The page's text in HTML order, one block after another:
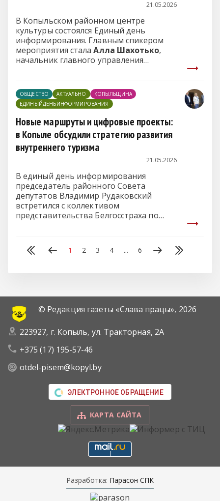
21.05.2026
В Копыльском районном центре
культуры состоялся Единый день
информирования. Главным спикером
мероприятия сталаАлла Шахотько,
начальник главного управления
ОБЩЕСТВО АКТУАЛЬНО
КОПЫЛЬЩИНА
ЕДИНЫЙДЕНЬИНФОРМИРОВАНИЯ
Новые маршруты и цифровые проекты:
в Копыле обсудили стратегию развития
внутреннего туризма
21.05.2026
В единый день информирования
председатель районного Совета
депутатов Владимир Рудаковский
встретился с коллективом
представительства Белгосстраха по
1 2 3 4 ... 6
© Редакция газеты «Слава працы», 2026
223927, г. Копыль, ул. Тракторная, 2А
+375 (17) 195-57-46
otdel-pisem@kopyl.by
ЭЛЕКТРОННОЕ ОБРАЩЕНИЕ
КАРТА САЙТА
Разработка: Парасон СПК